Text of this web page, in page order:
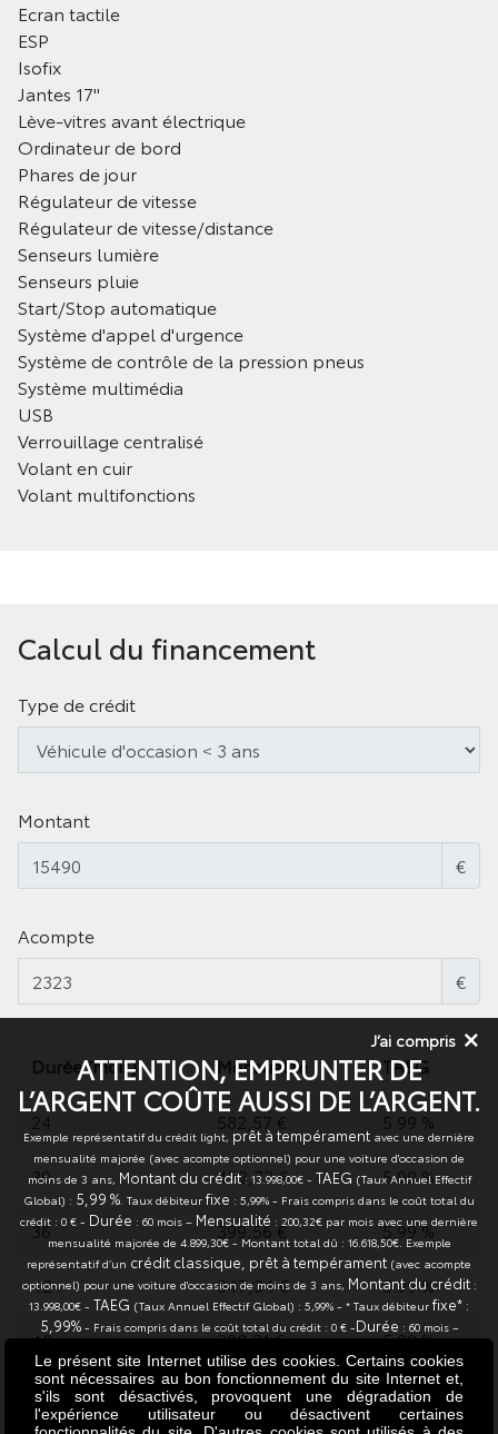
Ecran tactile
ESP
Isofix
Jantes 17"
Lève-vitres avant électrique
Ordinateur de bord
Phares de jour
Régulateur de vitesse
Régulateur de vitesse/distance
Senseurs lumière
Senseurs pluie
Start/Stop automatique
Système d'appel d'urgence
Système de contrôle de la pression pneus
Système multimédia
USB
Verrouillage centralisé
Volant en cuir
Volant multifonctions
Calcul du financement
Type de crédit
Montant
€
Acompte
€
Durée (mois) Mensualité TAEG
24 582,57 € 5.99 %
30 472,73 € 5.99 %
36 399,56 € 5.99 %
42 347,34 € 5.99 %
48 308,21 € 5.99 %
60 253,53 € 5.99 %
J’ai compris
ATTENTION, EMPRUNTER DE
L’ARGENT COÛTE AUSSI DE L’ARGENT.
Exemple représentatif du crédit light,prêt à tempérament avec une dernière
mensualité majorée (avec acompte optionnel) pour une voiture d'occasion de
moins de 3 ans, Montant du crédit: 13.998,00€ - TAEG (Taux Annuel Effectif
Global) : 5,99 % . Taux débiteur fixe : 5,99% - Frais compris dans le coût total du
crédit : 0 € - Durée : 60 mois – Mensualité : 200,32€ par mois avec une dernière
mensualité majorée de 4.899,30€ - Montant total dû : 16.618,50€. Exemple
représentatif d’un crédit classique, prêt à tempérament (avec acompte
optionnel) pour une voiture d'occasion de moins de 3 ans, Montant du crédit:
13.998,00€ - TAEG (Taux Annuel Effectif Global) : 5,99% - * Taux débiteur fixe* :
5,99%- Frais compris dans le coût total du crédit : 0 € -Durée : 60 mois –
de votre demande de crédit par Alpha Credit s.a., prêteur, Montagne du Parc 8
Boîte 3, 1000 Bruxelles, TVA BE 0445.781.316, RPM Bruxelles. Annonceur :
Vanderheyden Eupen S.A., agent à titre accessoire, Route d’Herberstal 263, 4700
Le présent site Internet utilise des cookies. Certains cookies
sont nécessaires au bon fonctionnement du site Internet et,
s'ils sont désactivés, provoquent une dégradation de
l'expérience utilisateur ou désactivent certaines